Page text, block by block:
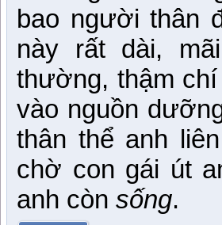
bao người thân
này rất dài,
thường, thậm
vào nguồn
thân thể anh
chờ con gái út
anh còn sống.